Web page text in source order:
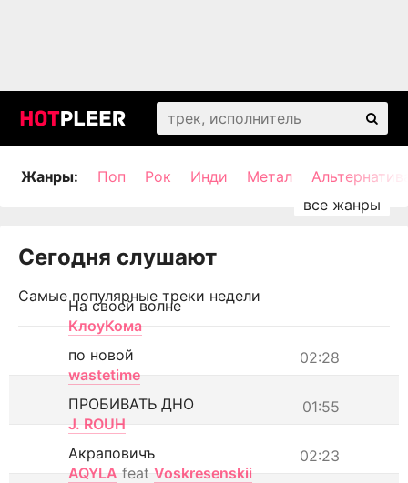
Жанры: Поп Рок Инди Метал
Сегодня слушают
Самые популярные треки недели
На своей волне
КлоуКома
02:28
по новой
wastetime
01:55
ПРОБИВАТЬ ДНО
J. ROUH
02:23
Акраповичъ
AQYLA feat Voskresenskii